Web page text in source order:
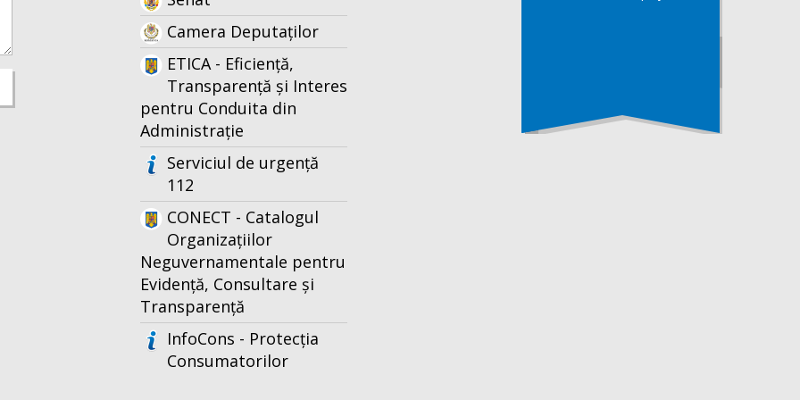
Camera Deputaților
ETICA - Eficiență,
Transparență și Interes
pentru Conduita din
Administrație
Serviciul de urgență
112
CONECT - Catalogul
Organizațiilor
Neguvernamentale pentru
Evidență, Consultare și
Transparență
InfoCons - Protecția
Consumatorilor